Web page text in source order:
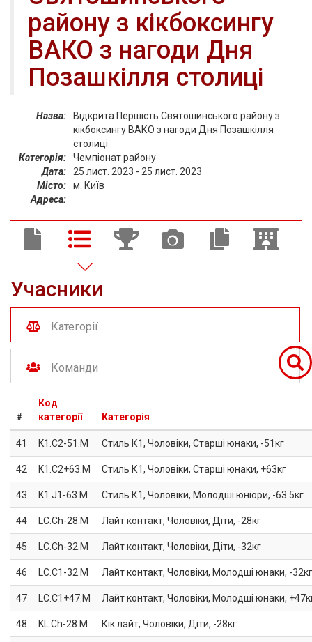
району з кікбоксингу
ВАКО з нагоди Дня
Позашкілля столиці
Назва:
Відкрита Першість Святошинського району з
кікбоксингу ВАКО з нагоди Дня Позашкілля
столиці
Категорія:
Чемпіонат району
Дата:
25 лист. 2023 - 25 лист. 2023
Місто:
м. Київ
Адреса:
Учасники
Категорії
Команди
#
Код
категорії
Категорія
41 K1.C2-51.M Стиль К1, Чоловіки, Старші юнаки, -51кг
42 K1.C2+63.M Стиль К1, Чоловіки, Старші юнаки, +63кг
43 K1.J1-63.M Стиль К1, Чоловіки, Молодші юніори, -63.5кг
44 LC.Ch-28.M Лайт контакт, Чоловіки, Діти, -28кг
45 LC.Ch-32.M Лайт контакт, Чоловіки, Діти, -32кг
46 LC.C1-32.M Лайт контакт, Чоловіки, Молодші юнаки, -32кг
47 LC.C1+47.M Лайт контакт, Чоловіки, Молодші юнаки,
48 KL.Ch-28.M Кік лайт, Чоловіки, Діти, -28кг